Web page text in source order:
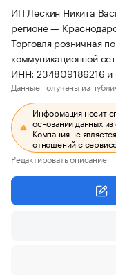
ИП Лескин Никита
регионе —
Торговля розничная
коммуникационной
ИНН: 234809186216
Данные получены из
Информация носит
основании данных
Компания не
отношений с
Редактировать описание